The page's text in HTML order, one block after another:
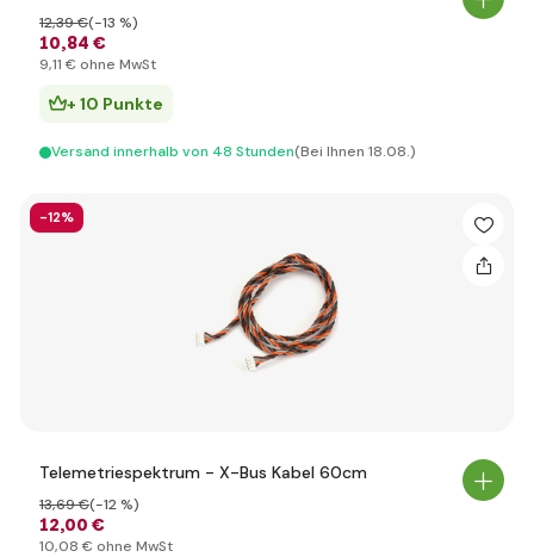
10,84 €
12,39 €(-13 %)
9,11 € ohne MwSt
+ 10 Punkte
Versand innerhalb von 48 Stunden(Bei Ihnen 18.08.)
-12%
Telemetriespektrum - X-Bus Kabel 60cm
12,00 €
13,69 €(-12 %)
10,08 € ohne MwSt